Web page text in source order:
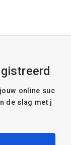
online suc
de slag met j